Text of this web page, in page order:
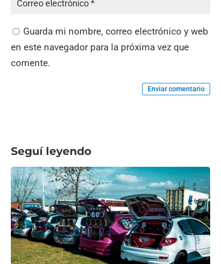
Guarda mi nombre, correo electrónico y web
en este navegador para la próxima vez que
comente.
Enviar comentario
Seguí leyendo